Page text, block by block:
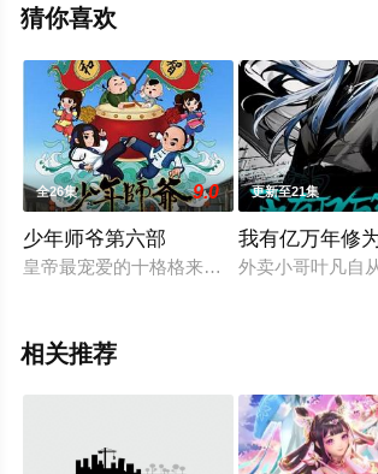
豆瓣动漫、电视猫或剧情网等平台了解。
猜你喜欢
全26集 9.0
少年师爷第六部
皇帝最宠爱的十格格来到绍兴城。骄纵任性
更新至21集
我有亿万年修
外卖小哥叶凡自
相关推荐